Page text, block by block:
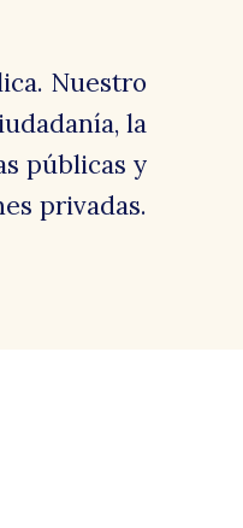
Nuestro
la
públicas y
privadas.